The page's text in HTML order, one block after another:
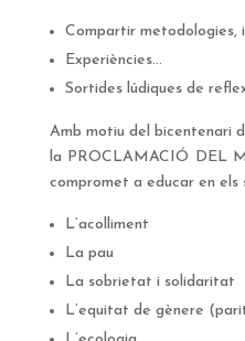
Compartir metodologies,
Experiències…
Sortides lúdiques de
Amb motiu del bicentenari
la PROCLAMACIÓ DEL
compromet a educar en els
L’acolliment
La pau
La sobrietat i solidaritat
L’equitat de gènere